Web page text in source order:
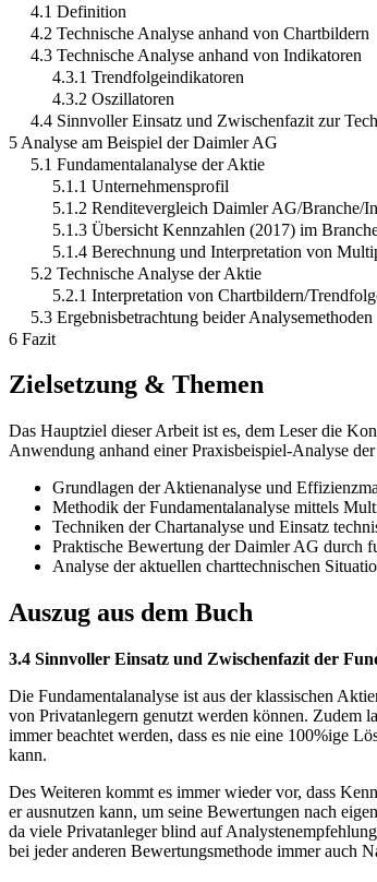
4.1 Definition
4.2 Technische Analyse anhand von Chartbildern
4.3 Technische Analyse anhand von Indikatoren
4.3.1 Trendfolgeindikatoren
4.3.2 Oszillatoren
4.4 Sinnvoller Einsatz und Zwischenfazit zur
5 Analyse am Beispiel der Daimler AG
5.1 Fundamentalanalyse der Aktie
5.1.1 Unternehmensprofil
5.1.2 Renditevergleich Daimler AG/Branche/
5.1.3 Übersicht Kennzahlen (2017) im
5.1.4 Berechnung und Interpretation von
5.2 Technische Analyse der Aktie
5.2.1 Interpretation von Chartbildern/
5.3 Ergebnisbetrachtung beider Analysemethoden
6 Fazit
Zielsetzung & Themen
Das Hauptziel dieser Arbeit ist es, dem Leser die
Anwendung anhand einer Praxisbeispiel-Analyse
Grundlagen der Aktienanalyse und
Methodik der Fundamentalanalyse mittels
Techniken der Chartanalyse und Einsatz
Praktische Bewertung der Daimler AG durch
Analyse der aktuellen charttechnischen
Auszug aus dem Buch
3.4 Sinnvoller Einsatz und Zwischenfazit der
Die Fundamentalanalyse ist aus der klassischen
von Privatanlegern genutzt werden können. Zudem
immer beachtet werden, dass es nie eine 100%ige
kann.
Des Weiteren kommt es immer wieder vor, dass
er ausnutzen kann, um seine Bewertungen nach
da viele Privatanleger blind auf
bei jeder anderen Bewertungsmethode immer auch